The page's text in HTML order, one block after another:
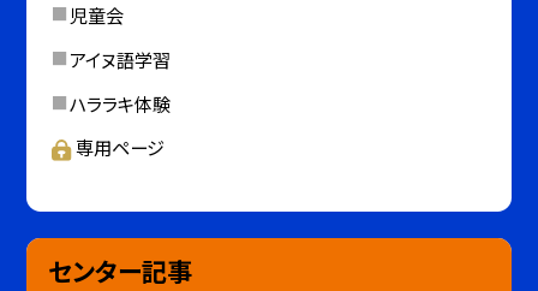
児童会
アイヌ語学習
ハララキ体験
専用ページ
センター記事